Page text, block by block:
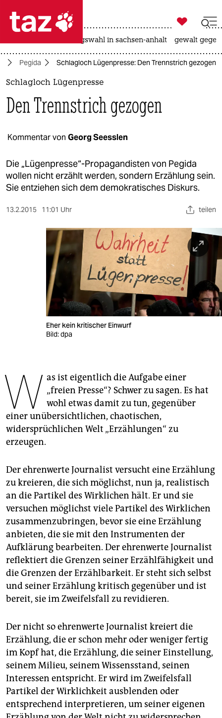
 taz zahl ich
taz zahl ich
themen
politik
öko
gesellschaft
kultur
veranstaltungen
unterstützen
abo
genossenschaft
epaper login

taz zahl ich
landtagswahl in sachsen-anhalt gewalt
Pegida Schlagloch Lügenpresse: Den Trennstrich gezogen
Schlagloch Lügenpresse
Den Trennstrich gezogen
Kommentar von Georg Seesslen
Die „Lügenpresse“-Propagandisten von Pegida
wollen nicht erzählt werden, sondern Erzählung sein.
Sie entziehen sich dem demokratisches Diskurs.
13.2.2015 11:01 Uhr teilen
Eher kein kritischer Einwurf
Bild: dpa
W as ist eigentlich die Aufgabe einer
„freien Presse“? Schwer zu sagen. Es hat
wohl etwas damit zu tun, gegenüber
einer unübersichtlichen, chaotischen,
widersprüchlichen Welt „Erzählungen“ zu
erzeugen.
Der ehrenwerte Journalist versucht eine Erzählung
zu kreieren, die sich möglichst, nun ja, realistisch
an die Partikel des Wirklichen hält. Er und sie
versuchen möglichst viele Partikel des Wirklichen
zusammenzubringen, bevor sie eine Erzählung
anbieten, die sie mit den Instrumenten der
Aufklärung bearbeiten. Der ehrenwerte Journalist
reflektiert die Grenzen seiner Erzählfähigkeit und
die Grenzen der Erzählbarkeit. Er steht sich selbst
und seiner Erzählung kritisch gegenüber und ist
bereit, sie im Zweifelsfall zu revidieren.
Der nicht so ehrenwerte Journalist kreiert die
Erzählung, die er schon mehr oder weniger fertig
im Kopf hat, die Erzählung, die seiner Einstellung,
seinem Milieu, seinem Wissensstand, seinen
Interessen entspricht. Er wird im Zweifelsfall
Partikel der Wirklichkeit ausblenden oder
entsprechend interpretieren, um seiner eigenen